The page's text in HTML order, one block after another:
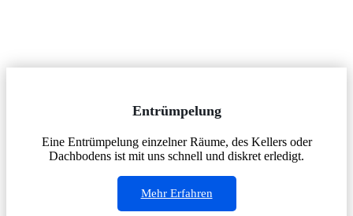
Entrümpelung
Eine Entrümpelung einzelner Räume, des Kellers oder
Dachbodens ist mit uns schnell und diskret erledigt.
Mehr Erfahren